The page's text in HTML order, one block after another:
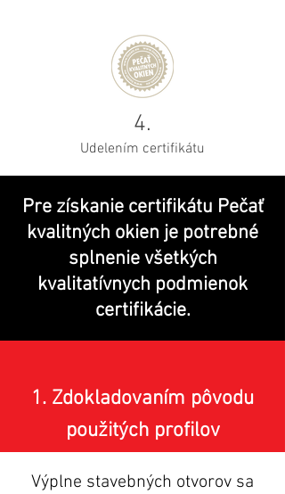
4.
Udelením certifikátu
Pre získanie certifikátu Pečať
kvalitných okien je potrebné
splnenie všetkých
kvalitatívnych podmienok
certifikácie.
1. Zdokladovaním pôvodu
použitých profilov
Výplne stavebných otvorov sa